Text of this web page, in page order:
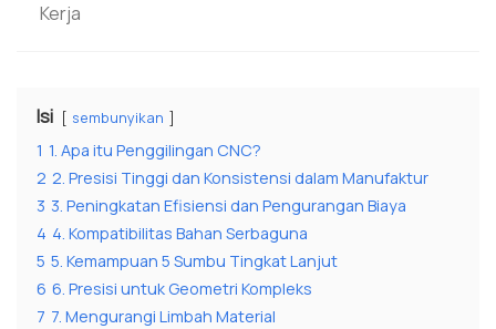
Kerja
Isi sembunyikan
1 1. Apa itu Penggilingan CNC?
2 2. Presisi Tinggi dan Konsistensi dalam Manufaktur
3 3. Peningkatan Efisiensi dan Pengurangan Biaya
4 4. Kompatibilitas Bahan Serbaguna
5 5. Kemampuan 5 Sumbu Tingkat Lanjut
6 6. Presisi untuk Geometri Kompleks
7 7. Mengurangi Limbah Material